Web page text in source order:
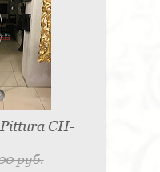
CH-
руб.